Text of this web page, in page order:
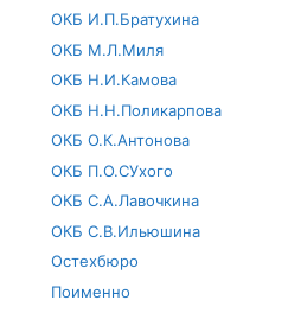
ОКБ И.П.Братухина
ОКБ М.Л.Миля
ОКБ Н.И.Камова
ОКБ Н.Н.Поликарпова
ОКБ О.К.Антонова
ОКБ П.О.СУхого
ОКБ С.А.Лавочкина
ОКБ С.В.Ильюшина
Остехбюро
Поименно